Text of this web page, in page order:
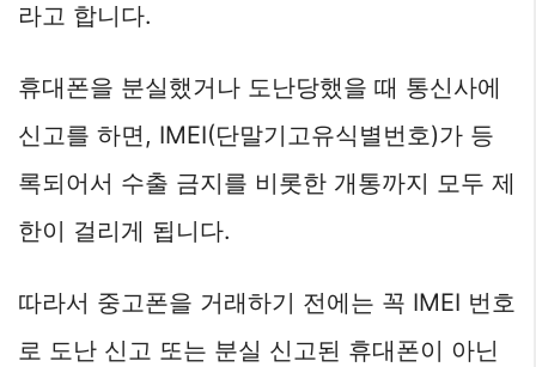
라고 합니다.
휴대폰을 분실했거나 도난당했을 때 통신사에
신고를 하면, IMEI(단말기고유식별번호)가 등
록되어서 수출 금지를 비롯한 개통까지 모두 제
한이 걸리게 됩니다.
따라서 중고폰을 거래하기 전에는 꼭 IMEI 번호
로 도난 신고 또는 분실 신고된 휴대폰이 아닌